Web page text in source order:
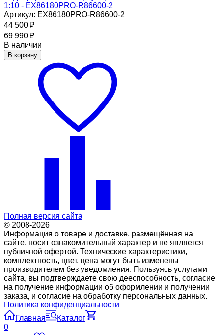
1:10 - EX86180PRO-R86600-2
Артикул: EX86180PRO-R86600-2
44 500 ₽
69 990 ₽
В наличии
В корзину
Полная версия сайта
© 2008-2026
Информация о товаре и доставке, размещённая на
сайте, носит ознакомительный характер и не является
публичной офертой. Технические характеристики,
комплектность, цвет, цена могут быть изменены
производителем без уведомления. Пользуясь услугами
сайта, вы подтверждаете свою дееспособность, согласие
на получение информации об оформлении и получении
заказа, и согласие на обработку персональных данных.
Политика конфиденциальности
Главная
Каталог
0